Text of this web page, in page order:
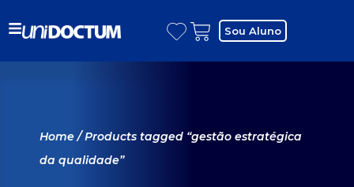
Sou Aluno
Home/ Products tagged “gestão estratégica
da qualidade”